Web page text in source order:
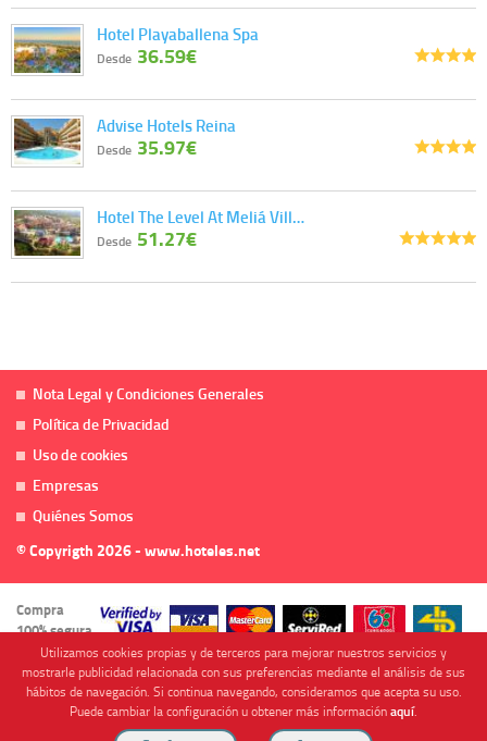
Hotel Playaballena Spa
Desde 36.59€
Advise Hotels Reina
Desde 35.97€
Hotel The Level At Meliá Vill…
Desde 51.27€
Nota Legal y Condiciones Generales
Política de Privacidad
Uso de cookies
Empresas
Quiénes Somos
© Copyrigth 2026 - www.hoteles.net
Compra
100% segura
Cofinanciado por
Utilizamos cookies propias y de terceros para mejorar nuestros servicios y
mostrarle publicidad relacionada con sus preferencias mediante el análisis de sus
hábitos de navegación. Si continua navegando, consideramos que acepta su uso.
Puede cambiar la configuración u obtener más informaciónaquí.